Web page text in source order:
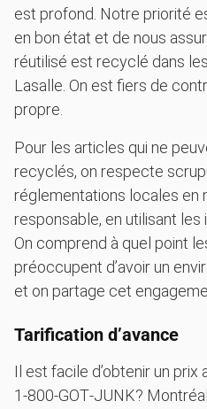
est profond. Notre priorité
en bon état et de nous
réutilisé est recyclé dans
Lasalle. On est fiers de
propre.
Pour les articles qui ne
recyclés, on respecte
réglementations locales en
responsable, en utilisant les
On comprend à quel point
préoccupent d’avoir un
et on partage cet
Tarification d’avance
Il est facile d’obtenir un prix
1‑800‑GOT‑JUNK?